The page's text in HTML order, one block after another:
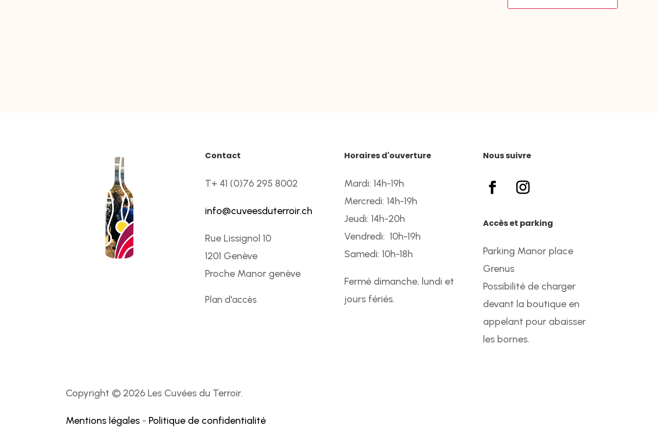
Contact
T+ 41 (0)76 295 8002
info@cuveesduterroir.ch
Rue Lissignol 10
1201 Genève
Proche Manor genève
Plan d'accès
Horaires d'ouverture
Mardi: 14h-19h
Mercredi: 14h-19h
Jeudi: 14h-20h
Vendredi: 10h-19h
Samedi: 10h-18h
Fermé dimanche, lundi et
jours fériés.
Nous suivre
Accès et parking
Parking Manor place
Grenus
Possibilité de charger
devant la boutique en
appelant pour abaisser
les bornes.
Copyright © 2026 Les Cuvées du Terroir.
Mentions légales - Politique de confidentialité